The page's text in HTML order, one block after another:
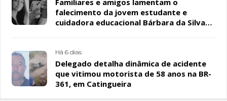
Familiares e amigos lamentam o
falecimento da jovem estudante e
cuidadora educacional Bárbara da Silva
Há 6 dias
Delegado detalha dinâmica de acidente
que vitimou motorista de 58 anos na BR-
361, em Catingueira